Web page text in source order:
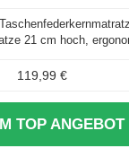
21 cm hoch,
119,99 €
TOP ANGEBOT